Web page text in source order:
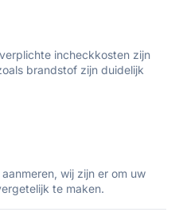
incheckkosten zijn
brandstof zijn duidelijk
wij zijn er om uw
te maken.